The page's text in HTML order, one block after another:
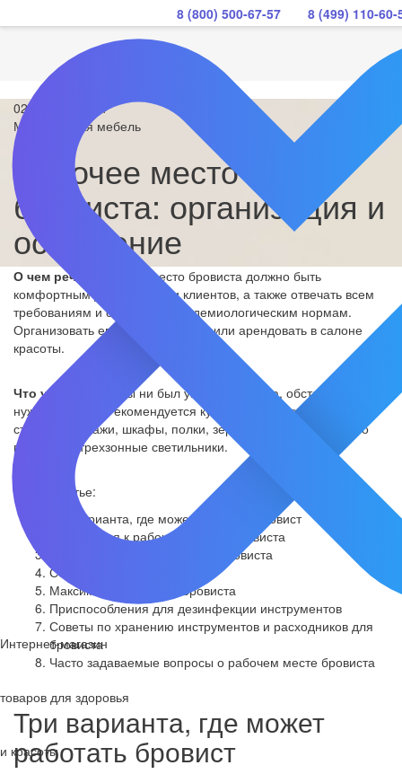
8 (800) 500-67-57 8 (499) 110-60-
Интернет-магазин
товаров для здоровья
и красоты
02 апреля 2024
Медицинская мебель
Рабочее место
бровиста: организация и
оснащение
О чем речь?
Рабочее место бровиста должно быть
комфортным для мастера и клиентов, а также отвечать всем
требованиям и санитарно-эпидемиологическим нормам.
Организовать его можно на дому или арендовать в салоне
красоты.
Что учесть?
Где бы ни был уголок бровиста, обставить его
нужно стильно. Рекомендуется купить красивые и удобные
стулья, стеллажи, шкафы, полки, зеркало, а также грамотно
подобрать трехзонные светильники.
В этой статье:
Три варианта, где может работать бровист
Требования к рабочему месту бровиста
Оснащение рабочего места бровиста
Стартовый набор бровиста
Максимальный набор бровиста
Приспособления для дезинфекции инструментов
Советы по хранению инструментов и расходников для
бровиста
Часто задаваемые вопросы о рабочем месте бровиста
Три варианта, где может
работать бровист